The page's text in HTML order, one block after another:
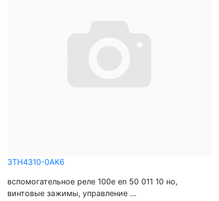
3TH4310-0AK6
вспомогательное реле 100e en 50 011 10 нo,
винтовые зажимы, управление ...